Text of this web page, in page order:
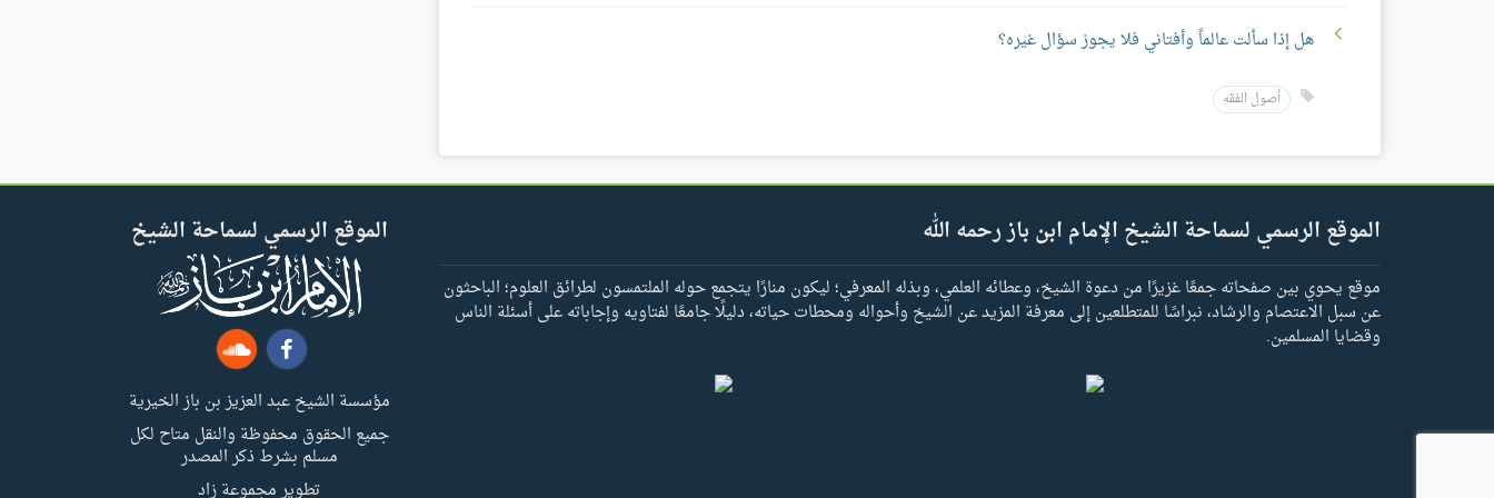
هل إذا سألت عالماً وأفتاني فلا يجوز سؤال غيره؟
أصول الفقه
الموقع الرسمي لسماحة الشيخ الإمام ابن باز رحمه الله
موقع يحوي بين صفحاته جمعًا غزيرًا من دعوة الشيخ، وعطائه العلمي، وبذله المعرفي؛ ليكون منارًا يتجمع حوله الملتمسون لطرائق العلوم؛ الباحثون
عن سبل الاعتصام والرشاد، نبراسًا للمتطلعين إلى معرفة المزيد عن الشيخ وأحواله ومحطات حياته، دليلًا جامعًا لفتاويه وإجاباته على أسئلة الناس
وقضايا المسلمين.
الموقع الرسمي لسماحة الشيخ
مؤسسة الشيخ عبد العزيز بن باز الخيرية
جميع الحقوق محفوظة والنقل متاح لكل
مسلم بشرط ذكر المصدر
تطوير مجموعة زاد